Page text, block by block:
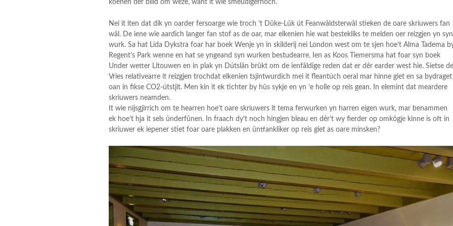
koenen dêr bliid om wêze, want it wie smeudigernôch.
Nei it iten dat dik yn oarder fersoarge wie troch ’t Dûke-Lûk út Feanwâldsterwâl stieken de oare skriuwers fan
wâl. De iene wie aardich langer fan stof as de oar, mar elkenien hie wat bestekliks te melden oer reizgjen yn syn
wurk. Sa hat Lida Dykstra foar har boek Wenje yn in skilderij nei London west om te sjen hoe’t Alma Tadema
Regent’s Park wenne en hat se yngeand syn wurken bestudearre. Ien as Koos Tiemersma hat foar syn boek
Under wetter Litouwen en in plak yn Dútslân brûkt om de ienfâldige reden dat er dêr earder west hie. Sietse de
Vries relativearre it reizgjen trochdat elkenien tsjintwurdich mei it fleantúch oeral mar hinne giet en sa bydraget
oan in fikse CO2-útstjit. Men kin it ek tichter by hûs sykje en yn ’e holle op reis gean. In elemint dat meardere
skriuwers neamden.
It wie nijsgjirrich om te hearren hoe’t oare skriuwers it tema ferwurken yn harren eigen wurk, mar benammen
ek hoe’t hja it sels ûnderfûnen. In fraach dy’t noch hingjen bleau en dêr’t wy fierder op omkôgje kinne is oft in
skriuwer ek iepener stiet foar oare plakken en ûntfankliker op reis giet as oare minsken?